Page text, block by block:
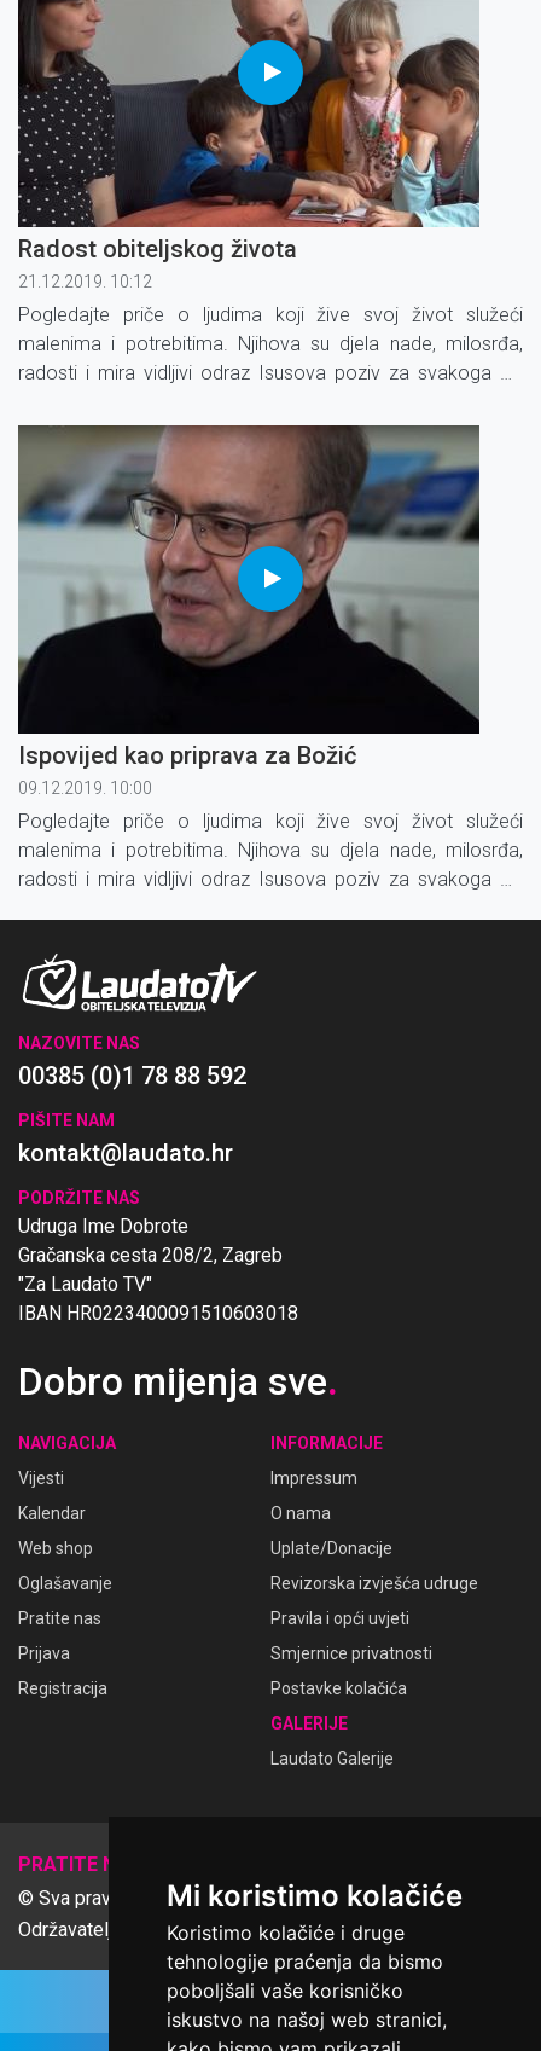
Mi koristimo kolačiće
Koristimo kolačiće i druge
tehnologije praćenja da bismo
poboljšali vaše korisničko
iskustvo na našoj web stranici,
Radost obiteljskog života
21.12.2019. 10:12
Pogledajte priče o ljudima koji žive svoj život služeći
malenima i potrebitima. Njihova su djela nade, milosrđa,
radosti i mira vidljivi odraz Isusova poziv za svakoga od
Ispovijed kao priprava za Božić
09.12.2019. 10:00
Pogledajte priče o ljudima koji žive svoj život služeći
malenima i potrebitima. Njihova su djela nade, milosrđa,
radosti i mira vidljivi odraz Isusova poziv za svakoga od
NAZOVITE NAS
00385 (0)1 78 88 592
PIŠITE NAM
kontakt@laudato.hr
PODRŽITE NAS
Udruga Ime Dobrote
Gračanska cesta 208/2, Zagreb
"Za Laudato TV"
IBAN HR0223400091510603018
Dobro mijenja sve.
NAVIGACIJA
Vijesti
Kalendar
Web shop
Oglašavanje
Pratite nas
Prijava
Registracija
INFORMACIJE
Impressum
O nama
Uplate/Donacije
Revizorska izvješća udruge
Pravila i opći uvjeti
Smjernice privatnosti
Postavke kolačića
GALERIJE
Laudato Galerije
PRATITE NAS
© Sva prava pridržana Udruga Ime dobrote
Održavatelj Netcom d.o.o., Riva 6, Rijeka